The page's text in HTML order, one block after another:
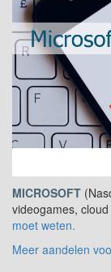
MICROSOFT
videogames,
moet weten.
Meer aandelen